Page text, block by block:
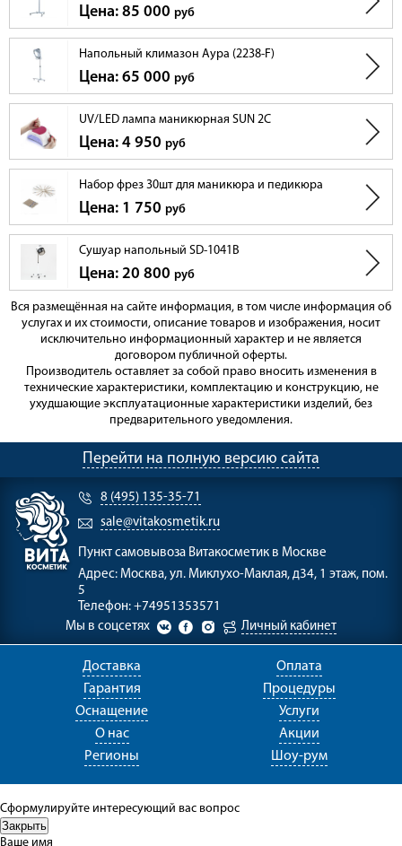
Цена: 85 000 руб
Напольный климазон Аура (2238-F)
Цена: 65 000 руб
UV/LED лампа маникюрная SUN 2C
Цена: 4 950 руб
Набор фрез 30шт для маникюра и педикюра
Цена: 1 750 руб
Сушуар напольный SD-1041B
Цена: 20 800 руб
Вся размещённая на сайте информация, в том числе информация об
услугах и их стоимости, описание товаров и изображения, носит
исключительно информационный характер и не является
договором публичной оферты.
Производитель оставляет за собой право вносить изменения в
технические характеристики, комплектацию и конструкцию, не
ухудшающие эксплуатационные характеристики изделий, без
предварительного уведомления.
Перейти на полную версию сайта
8 (495) 135-35-71
sale@vitakosmetik.ru
Пункт самовывоза Витакосметик в Москве
Адрес: Москва, ул. Миклухо-Маклая, д34, 1 этаж, пом.
5
Телефон: +74951353571
Мы в соцсетях
Личный кабинет
Доставка
Оплата
Гарантия
Процедуры
Оснащение
Услуги
О нас
Акции
Регионы
Шоу-рум
Сформулируйте интересующий вас вопрос
Ваше имя